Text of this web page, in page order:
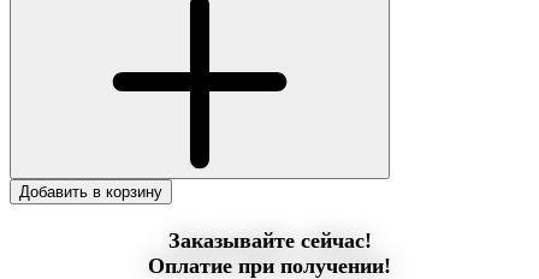
Добавить в корзину
Заказывайте сейчас!
Оплатие при получении!